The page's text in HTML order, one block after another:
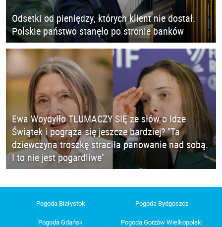
Odsetki od pieniędzy, których klient nie dostał.
Polskie państwo stanęło po stronie banków
Ewa Woydyłło TŁUMACZY SIĘ ze słów o Idze
Świątek i pogrąża się jeszcze bardziej? "Ta
dziewczyna troszkę straciła panowanie nad sobą.
I to nie jest pogardliwe"
Pogoda Białystok Pogoda Bydgoszcz
Pogoda Gdańsk
Pogoda Gorzów Wielkopolski